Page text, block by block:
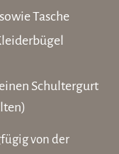
Tasche
Schultergurt
von der